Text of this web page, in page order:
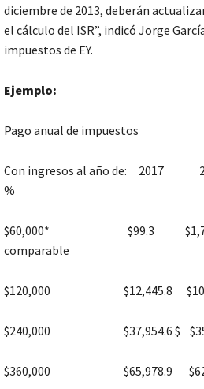
diciembre de 2013, deberán
el cálculo del ISR”, indicó Jorge
impuestos de EY.
Ejemplo:
Pago anual de impuestos
Con ingresos al año de: 2017
%
$60,000* $99.3
comparable
$120,000 $12,445.8
$240,000 $37,954.6 $
$360,000 $65,978.9